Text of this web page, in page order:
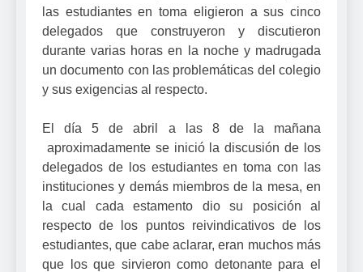
las estudiantes en toma eligieron a sus cinco
delegados que construyeron y discutieron
durante varias horas en la noche y madrugada
un documento con las problemáticas del colegio
y sus exigencias al respecto.
El día 5 de abril a las 8 de la mañana
aproximadamente se inició la discusión de los
delegados de los estudiantes en toma con las
instituciones y demás miembros de la mesa, en
la cual cada estamento dio su posición al
respecto de los puntos reivindicativos de los
estudiantes, que cabe aclarar, eran muchos más
que los que sirvieron como detonante para el